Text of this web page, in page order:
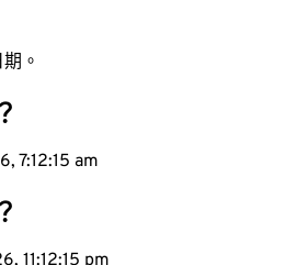
。
7:12:16 am
11:12:16 pm